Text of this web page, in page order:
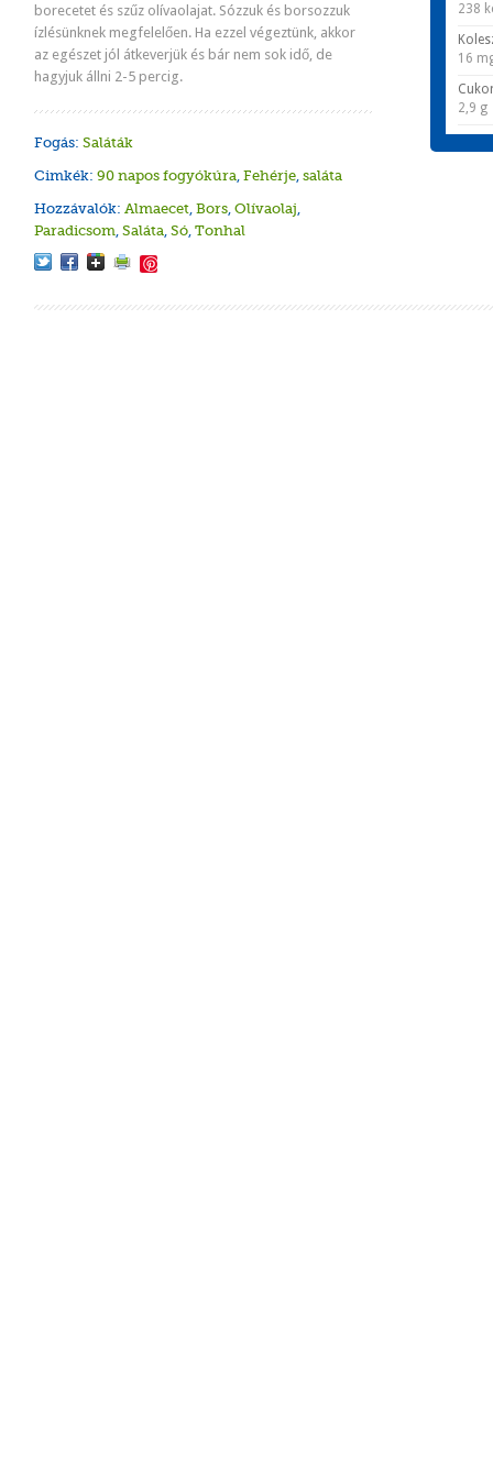
borecetet és szűz olívaolajat. Sózzuk és borsozzuk
ízlésünknek megfelelően. Ha ezzel végeztünk, akkor
az egészet jól átkeverjük és bár nem sok idő, de
hagyjuk állni 2-5 percig.
Fogás: Saláták
Cimkék: 90 napos fogyókúra, Fehérje, saláta
Hozzávalók: Almaecet, Bors, Olívaolaj,
Paradicsom, Saláta, Só, Tonhal
238
16
2,9 g